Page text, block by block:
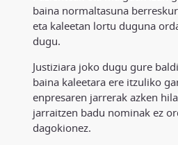
baina normaltasuna
eta kaleetan lortu duguna
dugu.
Justiziara joko dugu gure
baina kaleetara ere itzuliko
enpresaren jarrerak azken
jarraitzen badu nominak ez
dagokionez.